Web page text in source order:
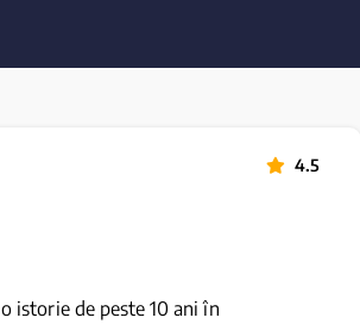
4.5
istorie de peste 10 ani în